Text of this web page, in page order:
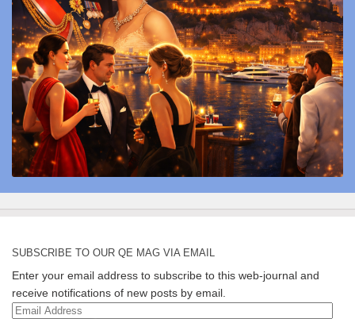
SUBSCRIBE TO OUR QE MAG VIA EMAIL
Enter your email address to subscribe to this web-journal and
receive notifications of new posts by email.
Email